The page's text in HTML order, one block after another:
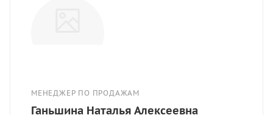
МЕНЕДЖЕР ПО ПРОДАЖАМ
Ганьшина Наталья Алексеевна